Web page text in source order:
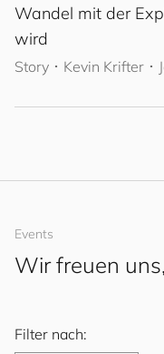
Wandel mit der
wird
Story ･ Kevin Krifter ･
Events
Wir freuen
Filter nach: